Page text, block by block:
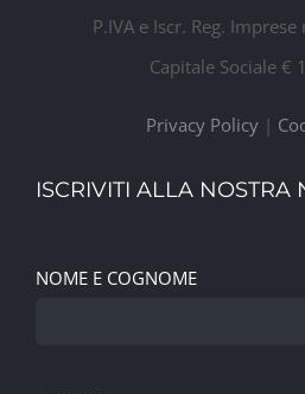
P.IVA e Iscr. Reg.
Capitale Sociale €
Privacy Policy|
ISCRIVITI ALLA NOSTRA
NOME E COGNOME